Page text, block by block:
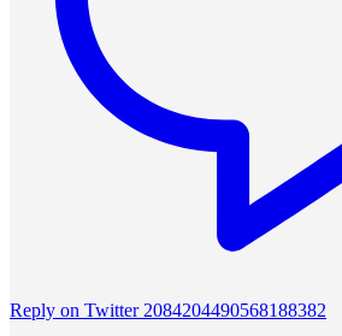
Reply on Twitter 2084204490568188382